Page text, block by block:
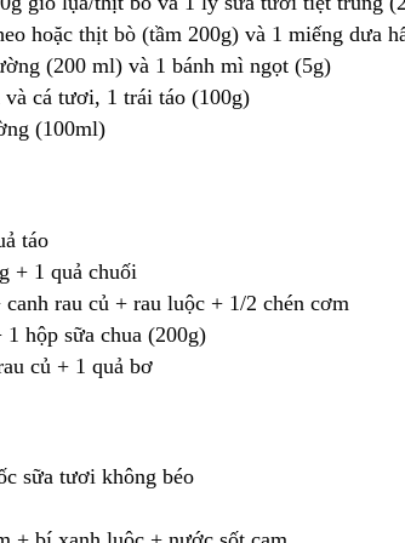
hoặc thịt bò (tầm 200g) và 1 miếng dưa
(200 ml) và 1 bánh mì ngọt (5g)
và cá tươi, 1 trái táo (100g)
(100ml)
táo
+ 1 quả chuối
rau củ + rau luộc + 1/2 chén cơm
hộp sữa chua (200g)
củ + 1 quả bơ
sữa tươi không béo